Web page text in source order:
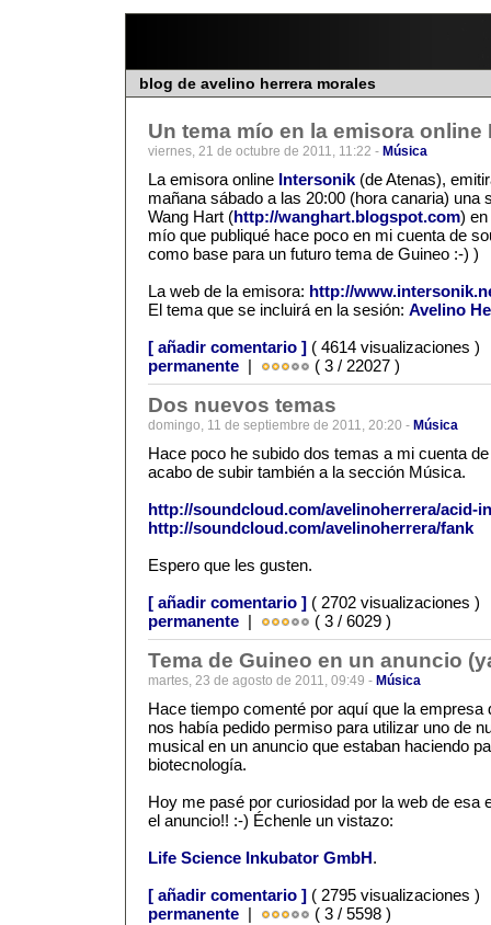
blog de avelino herrera morales
Un tema mío en la emisora online
viernes, 21 de octubre de 2011, 11:22 - Música
La emisora online Intersonik (de Atenas),
mañana sábado a las 20:00 (hora canaria) una
Wang Hart (http://wanghart.blogspot.com)
mío que publiqué hace poco en mi cuenta de
como base para un futuro tema de Guineo :-) )
La web de la emisora: http://
El tema que se incluirá en la sesión: Avelino
[ añadir comentario ] ( 4614 visualizaciones
permanente | ( 3 / 22027 )
Dos nuevos temas
domingo, 11 de septiembre de 2011, 20:20 - Música
Hace poco he subido dos temas a mi cuenta
acabo de subir también a la sección Música.
http://soundcloud.com/avelinoherrera/acid-
http://soundcloud.com/avelinoherrera/fank
Espero que les gusten.
[ añadir comentario ] ( 2702 visualizaciones
permanente | ( 3 / 6029 )
Tema de Guineo en un anuncio
martes, 23 de agosto de 2011, 09:49 - Música
Hace tiempo comenté por aquí que la empresa
nos había pedido permiso para utilizar uno de
musical en un anuncio que estaban haciendo
biotecnología.
Hoy me pasé por curiosidad por la web de esa
el anuncio!! :-) Échenle un vistazo:
Life Science Inkubator GmbH.
[ añadir comentario ] ( 2795 visualizaciones
permanente | ( 3 / 5598 )